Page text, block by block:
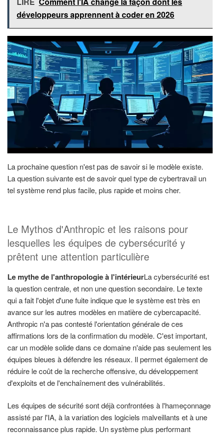
développeurs apprennent à coder en 2026
La prochaine question n'est pas de savoir si le modèle existe.
La question suivante est de savoir quel type de cybertravail un
tel système rend plus facile, plus rapide et moins cher.
Le Mythos d'Anthropic et les raisons pour
lesquelles les équipes de cybersécurité y
prêtent une attention particulière
Le mythe de l'anthropologie à l'intérieurLa cybersécurité est
la question centrale, et non une question secondaire. Le texte
qui a fait l'objet d'une fuite indique que le système est très en
avance sur les autres modèles en matière de cybercapacité.
Anthropic n'a pas contesté l'orientation générale de ces
affirmations lors de la confirmation du modèle. C'est important,
car un modèle solide dans ce domaine n'aide pas seulement les
équipes bleues à défendre les réseaux. Il permet également de
réduire le coût de la recherche offensive, du développement
d'exploits et de l'enchaînement des vulnérabilités.
Les équipes de sécurité sont déjà confrontées à l'hameçonnage
assisté par l'IA, à la variation des logiciels malveillants et à une
reconnaissance plus rapide. Un système plus performant